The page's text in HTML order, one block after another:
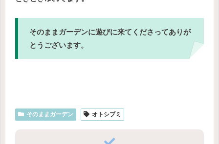
そのままガーデンに遊びに来てくださってありが
とうございます。
そのままガーデン オトシブミ